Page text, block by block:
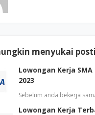
menyukai
Lowongan Kerja
2023
Sebelum anda bekerja
Lowongan Kerja